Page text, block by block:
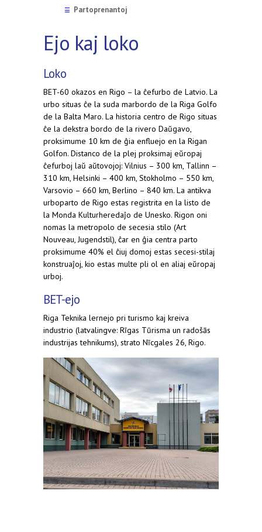
☰ Partoprenantoj
Ejo kaj loko
Loko
BET-60 okazos en Rigo – la ĉefurbo de Latvio. La
urbo situas ĉe la suda marbordo de la Riga Golfo
de la Balta Maro. La historia centro de Rigo situas
ĉe la dekstra bordo de la rivero Daŭgavo,
proksimume 10 km de ĝia enfluejo en la Rigan
Golfon. Distanco de la plej proksimaj eŭropaj
ĉefurboj laŭ aŭtovojoj: Vilnius – 300 km, Tallinn –
310 km, Helsinki – 400 km, Stokholmo – 550 km,
Varsovio – 660 km, Berlino – 840 km. La antikva
urboparto de Rigo estas registrita en la listo de
la Monda Kulturheredaĵo de Unesko. Rigon oni
nomas la metropolo de secesia stilo (Art
Nouveau, Jugendstil), ĉar en ĝia centra parto
proksimume 40% el ĉiuj domoj estas secesi-stilaj
konstruaĵoj, kio estas multe pli ol en aliaj eŭropaj
urboj.
BET-ejo
Riga Teknika lernejo pri turismo kaj kreiva
industrio (latvalingve: Rīgas Tūrisma un radošās
industrijas tehnikums), strato Nīcgales 26, Rigo.